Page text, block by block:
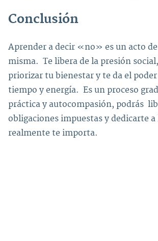
Conclusión
Aprender a decir «no» es un acto
misma. Te libera de la presión
priorizar tu bienestar y te da el
tiempo y energía. Es un proceso
práctica y autocompasión, podrás
obligaciones impuestas y dedicarte a
realmente te importa.